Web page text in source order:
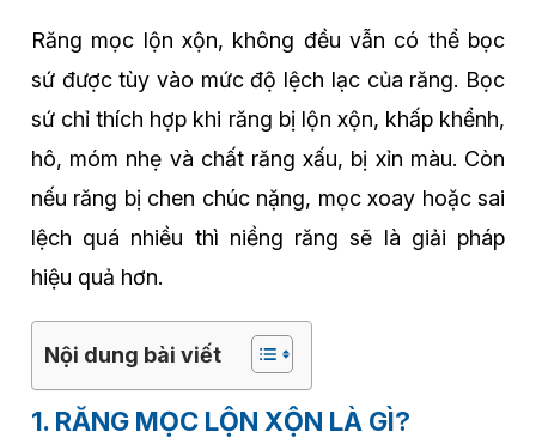
Răng mọc lộn xộn, không đều vẫn có thể bọc
sứ được tùy vào mức độ lệch lạc của răng. Bọc
sứ chỉ thích hợp khi răng bị lộn xộn, khấp khểnh,
hô, móm nhẹ và chất răng xấu, bị xỉn màu. Còn
nếu răng bị chen chúc nặng, mọc xoay hoặc sai
lệch quá nhiều thì niềng răng sẽ là giải pháp
hiệu quả hơn.
Nội dung bài viết
1. RĂNG MỌC LỘN XỘN LÀ GÌ?